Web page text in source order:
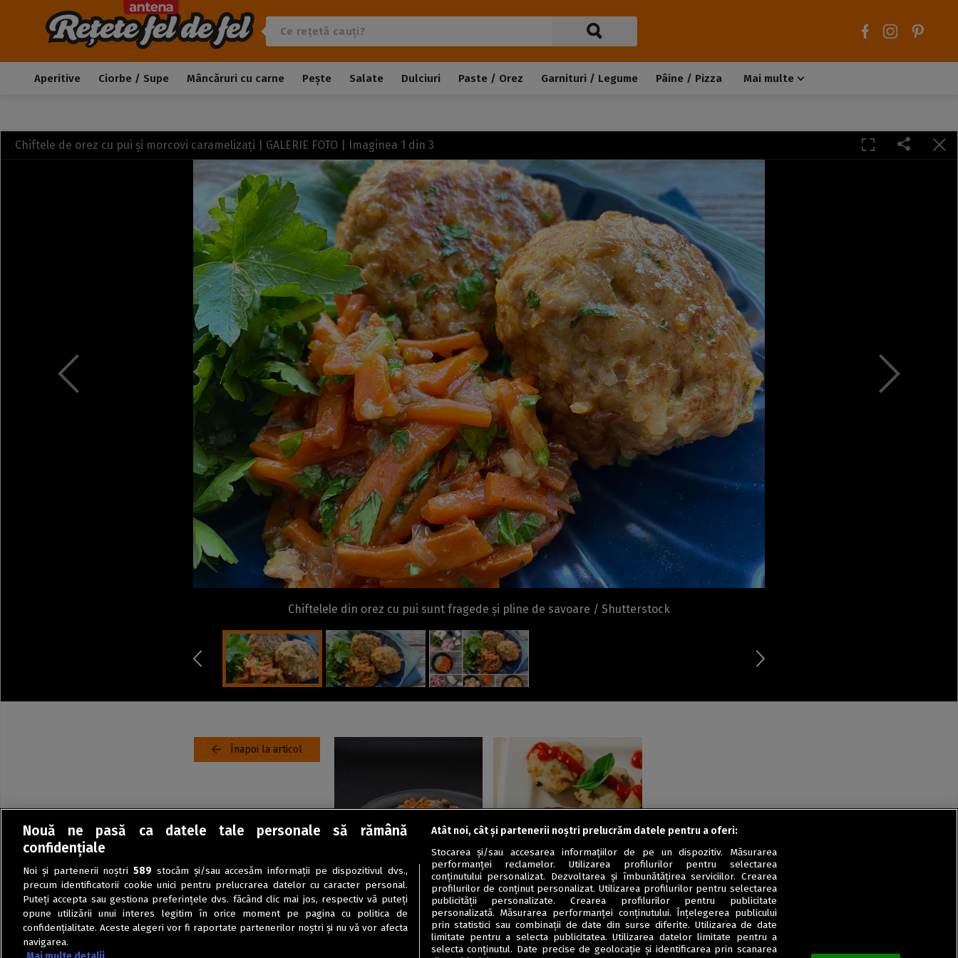
Aperitive Ciorbe / Supe Mâncăruri cu carne Pește Salate Dulciuri Paste / Orez Garnituri / Legume Pâine / Pizza Mai multe
Chiteluțe / Carne tocată
Tarte sărate
Tarte dulci / Cheesecake
Selecții rețete
Trucuri și sfaturi culinare
Rețete fel de fel de la
prieteni
Rețete pentru Valentine’s
Day / Dragobete și 1 Martie
Conserve
Băuturi
Rețete de post
Chiftele de orez cu pui și morcovi caramelizați | GALERIE FOTO | Imaginea 1 din 3
Chiftelele din orez cu pui sunt fragede și pline de savoare / Shutterstock
Înapoi la articol
Mâncăruri cu carne
Pipote de pui cu morcovi
caramelizați
Rețete de post
Chiftele de orez cu ciuperci,
de post
Nouă ne pasă ca datele tale personale să rămână
confidențiale
Noi și partenerii noștri589 stocăm și/sau accesăm informații pe dispozitivul dvs.,
precum identificatorii cookie unici pentru prelucrarea datelor cu caracter personal.
Puteți accepta sau gestiona preferințele dvs. făcând clic mai jos, respectiv vă puteți
opune utilizării unui interes legitim în orice moment pe pagina cu politica de
confidențialitate. Aceste alegeri vor fi raportate partenerilor noștri și nu vă vor afecta
navigarea.
Atât noi, cât și partenerii noștri prelucrăm datele pentru a oferi:
Stocarea și/sau accesarea informațiilor de pe un dispozitiv. Măsurarea
performanței reclamelor. Utilizarea profilurilor pentru selectarea
conținutului personalizat. Dezvoltarea și îmbunătățirea serviciilor. Crearea
profilurilor de conținut personalizat. Utilizarea profilurilor pentru selectarea
publicității personalizate. Crearea profilurilor pentru publicitate
personalizată. Măsurarea performanței conținutului. Înțelegerea publicului
prin statistici sau combinații de date din surse diferite. Utilizarea de date
limitate pentru a selecta publicitatea. Utilizarea datelor limitate pentru a
selecta conținutul. Date precise de geolocație și identificarea prin scanarea